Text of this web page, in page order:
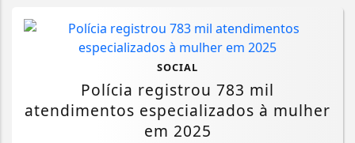
SOCIAL
Polícia registrou 783 mil
atendimentos especializados à mulher
em 2025